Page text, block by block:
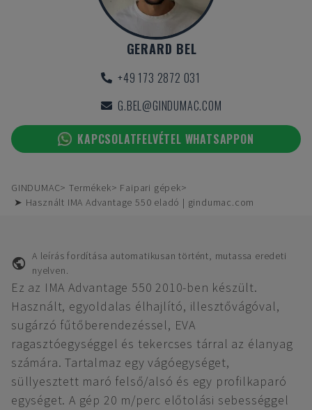
GERARD BEL
+49 173 2872 031
G.BEL@GINDUMAC.COM
KAPCSOLATFELVÉTEL WHATSAPPON
GINDUMAC Termékek
Faipari gépek
➤ Használt IMA Advantage 550 eladó | gindumac.com
A leírás fordítása automatikusan történt, mutassa eredeti
nyelven.
Ez az IMA Advantage 550 2010-ben készült.
Használt, egyoldalas élhajlító, illesztővágóval,
sugárzó fűtőberendezéssel, EVA
ragasztóegységgel és tekercses tárral az élanyag
számára. Tartalmaz egy vágóegységet,
süllyesztett maró felső/alsó és egy profilkaparó
egységet. A gép 20 m/perc előtolási sebességgel